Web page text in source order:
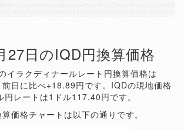
27日のIQD円換算価格
イラクディナールレート円換算価格は
日に比べ+18.89円です。IQDの現地価格
レートは1ドル117.40円です。
価格チャートは以下の通りです。